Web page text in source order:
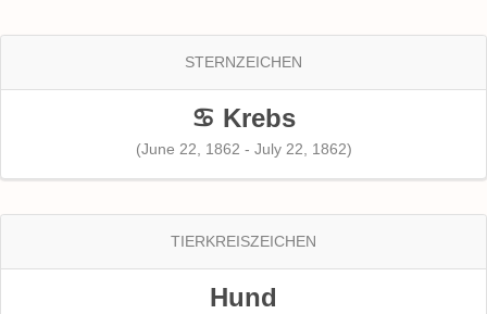
STERNZEICHEN
♋ Krebs
(June 22, 1862 - July 22, 1862)
TIERKREISZEICHEN
Hund